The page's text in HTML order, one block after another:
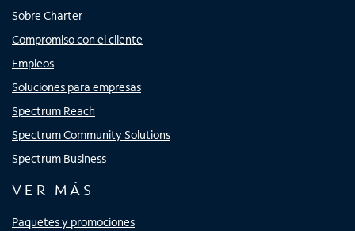
Sobre Charter
Compromiso con el cliente
Empleos
Soluciones para empresas
Spectrum Reach
Spectrum Community Solutions
Spectrum Business
VER MÁS
Paquetes y promociones